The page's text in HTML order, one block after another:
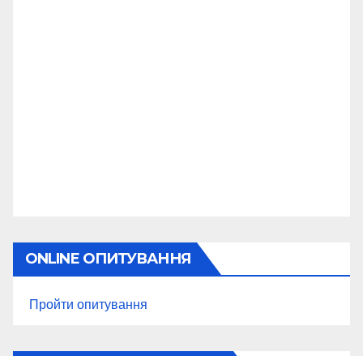
ONLINE ОПИТУВАННЯ
Пройти опитування